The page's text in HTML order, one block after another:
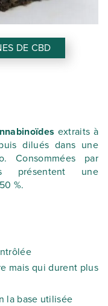
DE CBD
extraits à
dilués dans une
par
présentent une
%.
mais qui durent plus
la base utilisée